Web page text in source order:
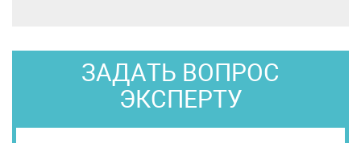
ЗАДАТЬ ВОПРОС
ЭКСПЕРТУ